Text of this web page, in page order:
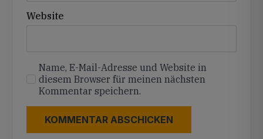
Website
Name, E-Mail-Adresse und Website in
diesem Browser für meinen nächsten
Kommentar speichern.